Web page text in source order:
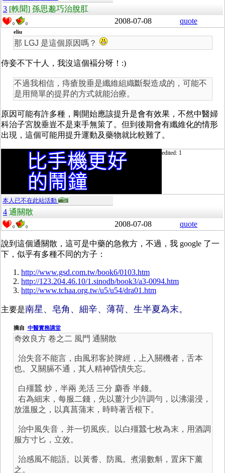
3 [軼聞] 孫思邈巧治脫肛
0 0 2008-07-08 quote
eliu
那 LGJ 是這個原因嗎？
侍妾不下十人，我沒這個褔分呀！:)
不過我相信，痔瘡脫垂是纖維組織斷裂造成的，可能不
是用簡單的提昇的方式就能治療。
原因可能有許多種，剛開始應該提升是會有效果，不然中醫婦
科治子宮脫垂豈不是束手無策了。但到後期會有纖維化的情形
出現，這個可能用提升運動及藥物就比較難了。
edited: 1
本人已不在此站活動
4 通關散
0 0 2008-07-08 quote
說到這個通關散，這可是中藥的急救方，不過，我 google 了一
下，似乎有多種不同的方子：
http://www.gsd.com.tw/book6/0103.htm
http://123.204.46.10/1.sinodb/book3/a3-0094.htm
http://www.tchaa.org.tw/u5/u54/dra01.htm
主要是南星、皂角、細辛、薄荷、生半夏為末。
摘自 中醫實務講堂
奇效良方 卷之二 風門 通關散
治失音不能言，由風邪客於脾經，上入關機者，舌本
也。又關膈不通，其人精神昏憒失忘。
白殭蠶 炒，半兩 羌活 三分 麝香 半錢。
右為細末，每服二錢，先以薑汁少許調勻，以沸湯浸，
放溫服之，以真菖蒲末，時時著舌根下。
治中風失音，并一切風疾。以白殭蠶七枚為末，用酒調
服方寸匕，立效。
治感風不能語。以黃耆、防風。煮湯數斛，置床下薰
之。